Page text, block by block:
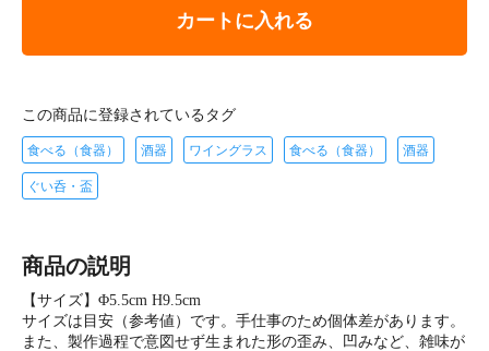
カートに入れる
この商品に登録されているタグ
食べる（食器） 酒器 ワイングラス 食べる（食器） 酒器
ぐい呑・盃
商品の説明
【サイズ】Φ5.5cm H9.5cm
サイズは目安（参考値）です。手仕事のため個体差があります。
また、製作過程で意図せず生まれた形の歪み、凹みなど、雑味が